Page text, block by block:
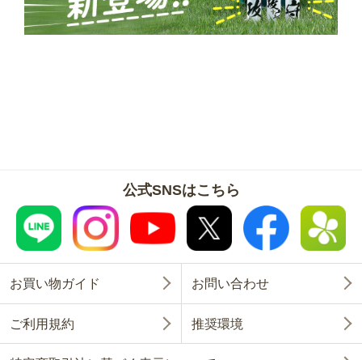
公式SNSはこちら
お買い物ガイド お問い合わせ
ご利用規約 推奨環境